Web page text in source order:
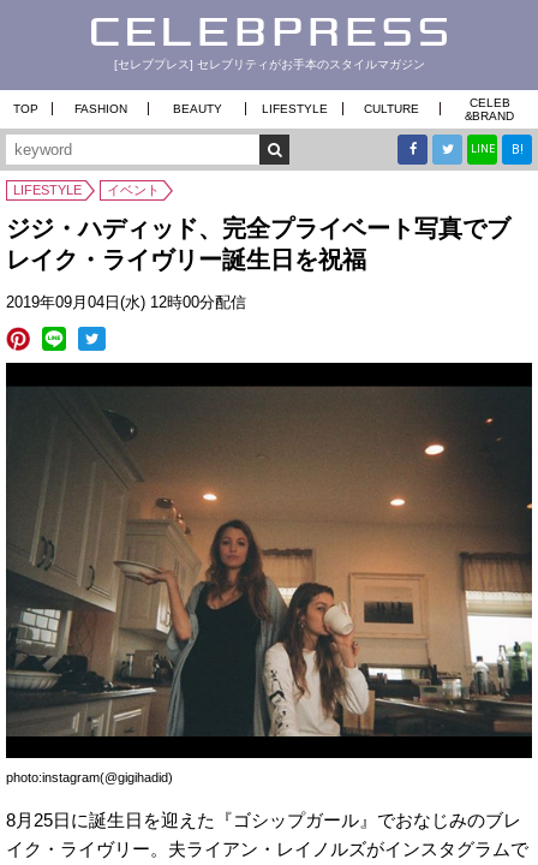
[セレブプレス] セレブリティがお手本のスタイルマガジン
TOP FASHION BEAUTY LIFESTYLE CULTURE
CELEB
&BRAND
LINE B!
LIFESTYLE イベント
ジジ・ハディッド、完全プライベート写真でブ
レイク・ライヴリー誕生日を祝福
2019年09月04日(水) 12時00分配信
photo:instagram(@gigihadid)
8月25日に誕生日を迎えた『ゴシップガール』でおなじみのブレ
イク・ライヴリー。夫ライアン・レイノルズがインスタグラムで